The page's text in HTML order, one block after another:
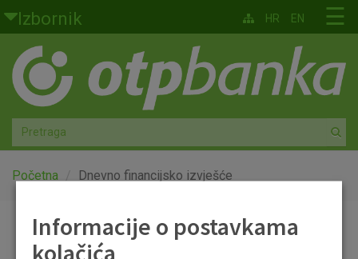
Skoči na glavni sadržaj
Izbornik
Građani
Privatno bankarstvo
Agro
Mala poduzeća i obrtnici
Globalna tržišta
☰
HR EN
Početna Dnevno financijsko izvješće
Dnevno financijsko
Informacije o postavkama
kolačića